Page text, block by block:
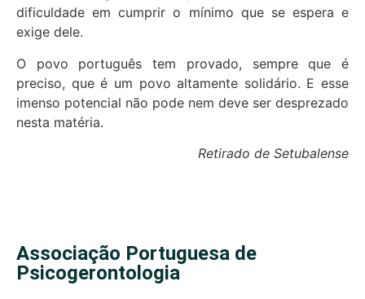
dificuldade em cumprir o mínimo que se espera e
exige dele.
O povo português tem provado, sempre que é
preciso, que é um povo altamente solidário. E esse
imenso potencial não pode nem deve ser desprezado
nesta matéria.
Retirado de Setubalense
Associação Portuguesa de
Psicogerontologia